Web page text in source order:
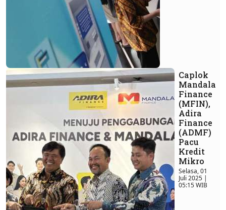
Caplok
Mandala
Finance
(MFIN),
Adira
Finance
(ADMF)
Pacu
Kredit
Mikro
Selasa, 01
Juli 2025 |
05:15 WIB